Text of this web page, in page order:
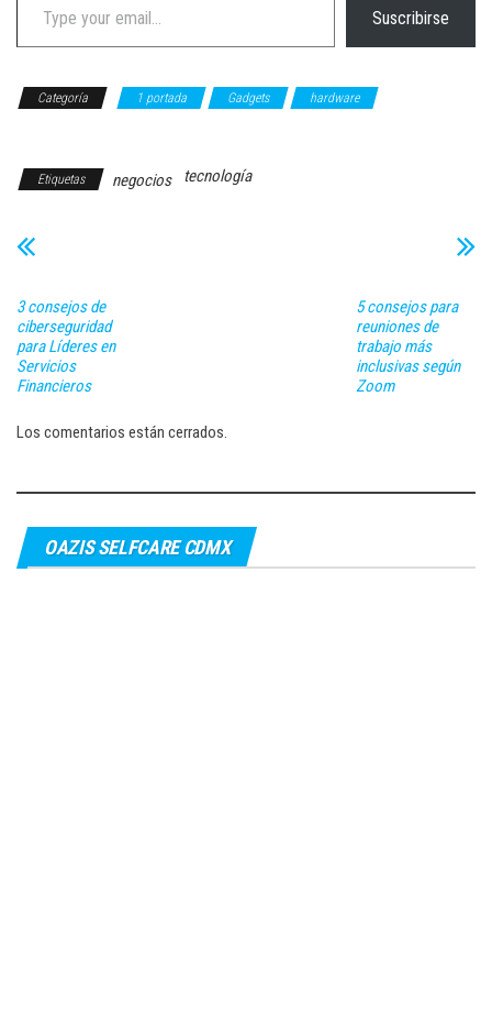
Suscribirse
Categoría 1 portada Gadgets
hardware
Etiquetas negocios tecnología
3 consejos de
ciberseguridad
para Líderes en
Servicios
Financieros
5 consejos para
reuniones de
trabajo más
inclusivas según
Zoom
Los comentarios están cerrados.
OAZIS SELFCARE CDMX